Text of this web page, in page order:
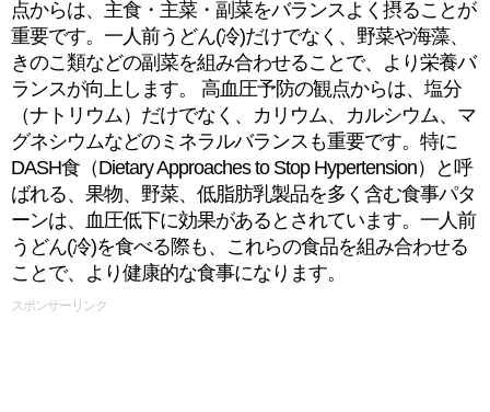
点からは、主食・主菜・副菜をバランスよく摂ることが
重要です。一人前うどん(冷)だけでなく、野菜や海藻、
きのこ類などの副菜を組み合わせることで、より栄養バ
ランスが向上します。 高血圧予防の観点からは、塩分
（ナトリウム）だけでなく、カリウム、カルシウム、マ
グネシウムなどのミネラルバランスも重要です。特に
DASH食（Dietary Approaches to Stop Hypertension）と呼
ばれる、果物、野菜、低脂肪乳製品を多く含む食事パタ
ーンは、血圧低下に効果があるとされています。一人前
うどん(冷)を食べる際も、これらの食品を組み合わせる
ことで、より健康的な食事になります。
スポンサーリンク